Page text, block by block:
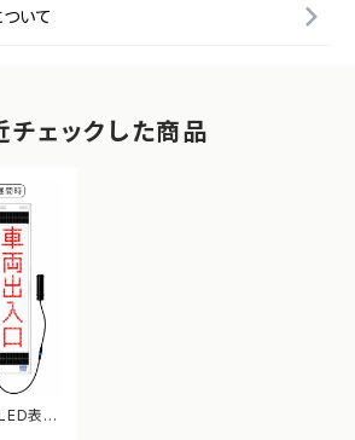
いて
チェックした商品
表示
口】【N